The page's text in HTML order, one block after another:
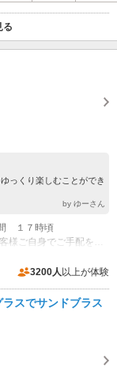
る
っくり楽しむことができ
by ゆーさん
１７時頃
3200人 以上が体験
ラスでサンドブラス